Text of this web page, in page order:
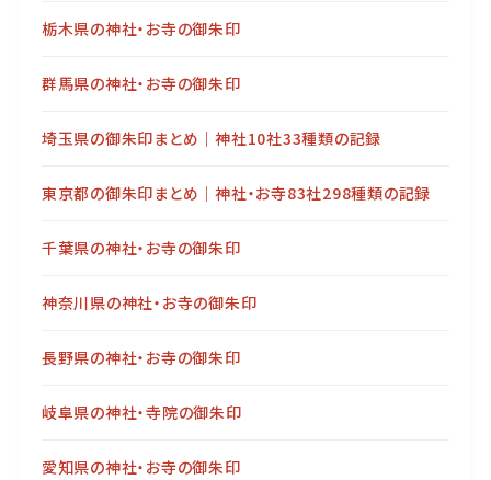
栃木県の神社・お寺の御朱印
群馬県の神社・お寺の御朱印
埼玉県の御朱印まとめ｜神社10社33種類の記録
東京都の御朱印まとめ｜神社・お寺83社298種類の記録
千葉県の神社・お寺の御朱印
神奈川県の神社・お寺の御朱印
長野県の神社・お寺の御朱印
岐阜県の神社・寺院の御朱印
愛知県の神社・お寺の御朱印